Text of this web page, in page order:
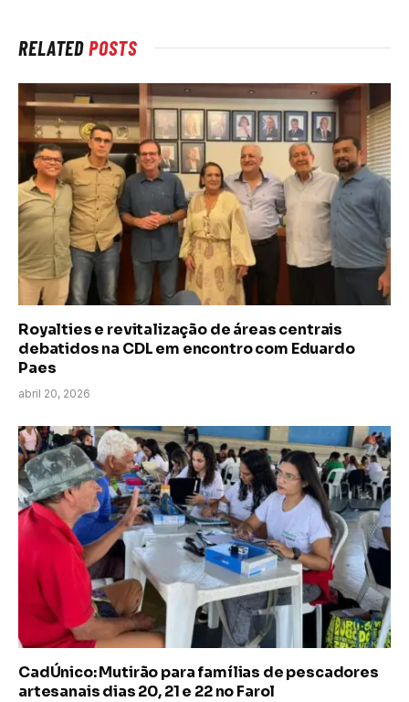
RELATEDPOSTS
Royalties e revitalização de áreas centrais
debatidos na CDL em encontro com Eduardo
Paes
abril 20, 2026
CadÚnico: Mutirão para famílias de pescadores
artesanais dias 20, 21 e 22 no Farol